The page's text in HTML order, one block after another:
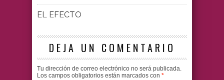
EL EFECTO
DEJA UN COMENTARIO
Tu dirección de correo electrónico no será publicada.
Los campos obligatorios están marcados con *